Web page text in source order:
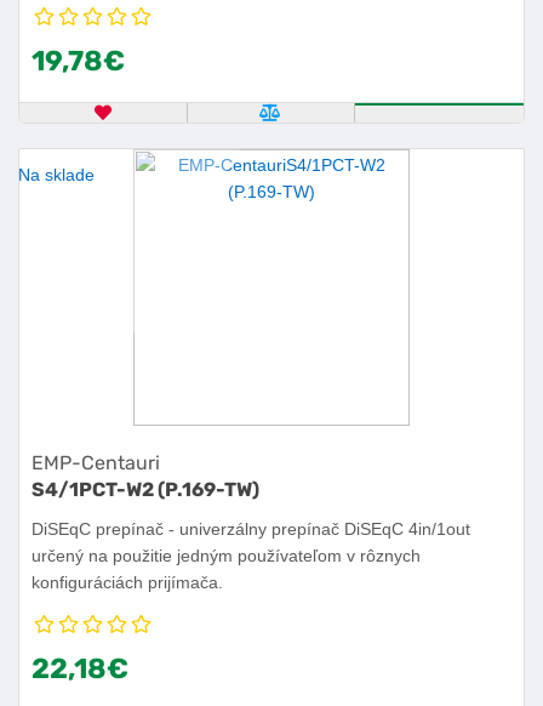
19,78€
OBĽÚBENÝ PRODUKT POROVNAŤ PRODUKT
Na sklade
EMP-Centauri
S4/1PCT-W2 (P.169-TW)
DiSEqC prepínač - univerzálny prepínač DiSEqC 4in/1out
určený na použitie jedným používateľom v rôznych
konfiguráciách prijímača.
22,18€